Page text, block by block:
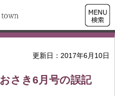
検索・
共通メ
ニュー
更新日：2017年6月10日
さき6月号の誤記